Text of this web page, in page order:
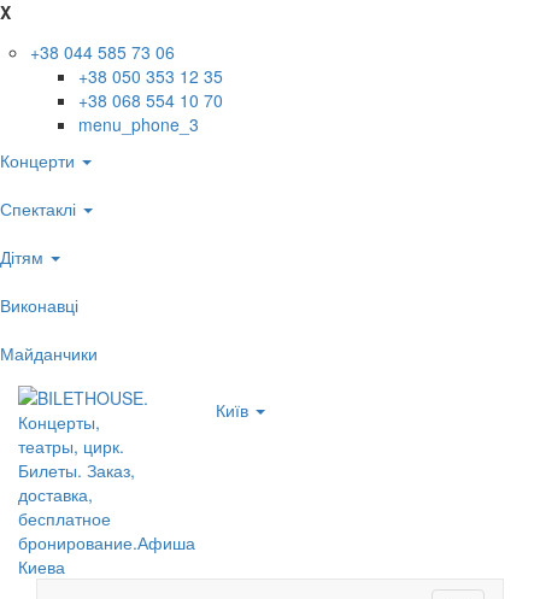
X
+38 044 585 73 06
+38 050 353 12 35
+38 068 554 10 70
menu_phone_3
Концерти
Спектаклі
Дітям
Виконавці
Майданчики
Київ